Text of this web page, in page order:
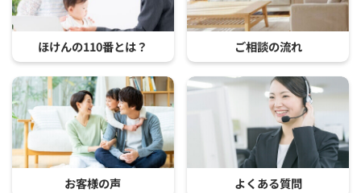
ほけんの110番とは？ ご相談の流れ
お客様の声 よくある質問